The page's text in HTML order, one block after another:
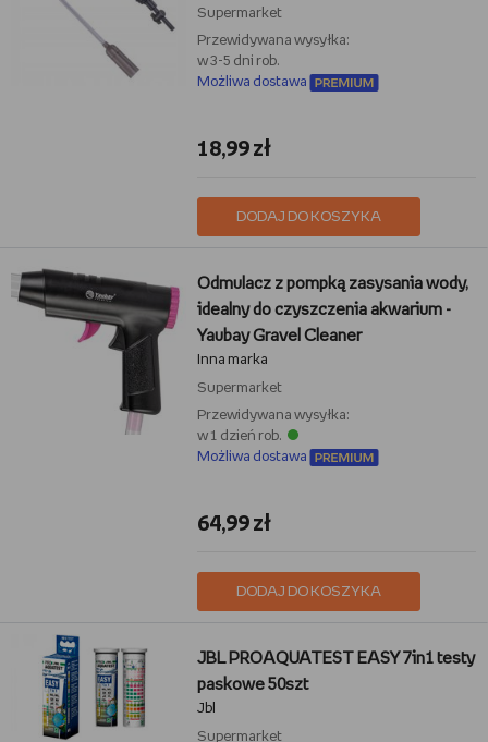
Supermarket
Przewidywana wysyłka:
w 3-5 dni rob.
Możliwa dostawa
18,99 zł
DODAJ DO KOSZYKA
Odmulacz z pompką zasysania wody,
idealny do czyszczenia akwarium -
Yaubay Gravel Cleaner
Inna marka
Supermarket
Przewidywana wysyłka:
w 1 dzień rob.
Możliwa dostawa
64,99 zł
DODAJ DO KOSZYKA
JBL PROAQUATEST EASY 7in1 testy
paskowe 50szt
Jbl
Supermarket